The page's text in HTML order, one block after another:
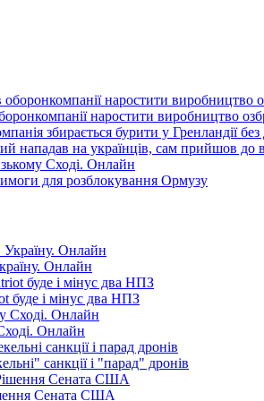
наростити виробництво
збирається бурити у Гренландії
нападав на українців, сам прийшов до
Сході. Онлайн
для розблокування Ормузу
Онлайн
буде і мінус два НПЗ
Онлайн
санкції і "парад" дронів
Сената США